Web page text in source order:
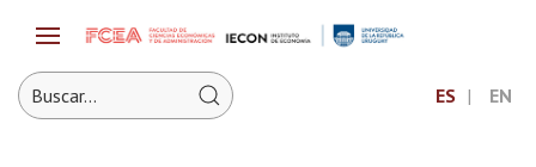
ES EN